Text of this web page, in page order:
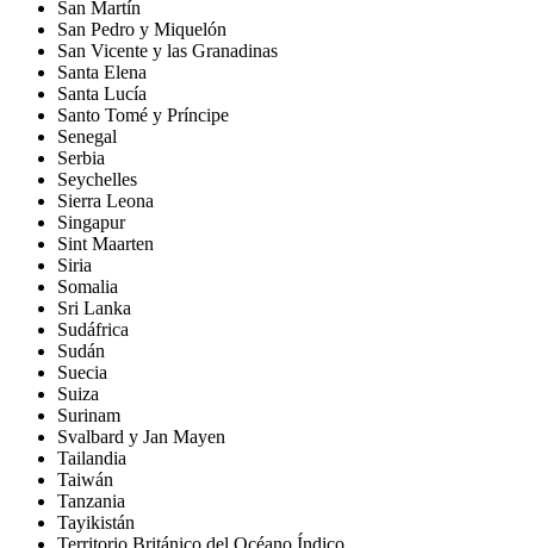
San Martín
San Pedro y Miquelón
San Vicente y las Granadinas
Santa Elena
Santa Lucía
Santo Tomé y Príncipe
Senegal
Serbia
Seychelles
Sierra Leona
Singapur
Sint Maarten
Siria
Somalia
Sri Lanka
Sudáfrica
Sudán
Suecia
Suiza
Surinam
Svalbard y Jan Mayen
Tailandia
Taiwán
Tanzania
Tayikistán
Territorio Británico del Océano Índico